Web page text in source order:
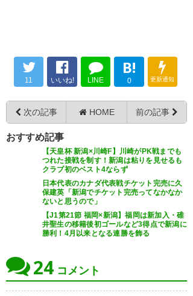
谷川巧 左サイドバック渡邊泰基
の両サイドバック元アルビが 見
られるのか？
— 三条アルビサポ #サチロス
(albsapoSANJO) 2020, 7月 27
前橋育英優勝メンバーの渡邊泰
基、新潟から金沢へ期限付き移
籍か。
— kfks34 (kfks34_tw)2020, 7月
おお、新しい選手がツエーゲン
— at (atnk86)2020, 7月 27
と選手を送り出す時代になりま
した。 泰基頑張ってこいよ!!
— choi@ペドロ卍ある中
(choi1016alb)2020, 7月 27
11 いいね! LINE
B!
0 更新通知
次の記事 HOME 前の記事
おすすめ記事
【天皇杯 新潟×川崎F】川崎がPK戦までも
つれた接戦を制す！新潟は粘りを見せるも
クラブ初のベスト4ならず
日本代表のカナダ代表戦チケット完売に久
保建英「新潟でチケット完売ってなかなか
ないと思うので」
【J1第21節 福岡×新潟】福岡は新加入・碓
井聖生の移籍後初ゴールなど3得点で新潟に
勝利！4月以来となる連勝を飾る
24 コメント